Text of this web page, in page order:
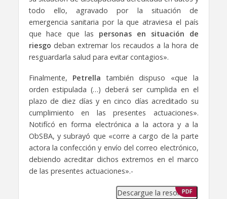
todo ello, agravado por la situación de
emergencia sanitaria por la que atraviesa el país
que hace que las personas en situación de
riesgo deban extremar los recaudos a la hora de
resguardarla salud para evitar contagios».
Finalmente, Petrella también dispuso «que la
orden estipulada (…) deberá ser cumplida en el
plazo de diez días y en cinco días acreditado su
cumplimiento en las presentes actuaciones».
Notifícó en forma electrónica a la actora y a la
ObSBA, y subrayó que «corre a cargo de la parte
actora la confección y envío del correo electrónico,
debiendo acreditar dichos extremos en el marco
de las presentes actuaciones».-
Descargue la resolución
PDF